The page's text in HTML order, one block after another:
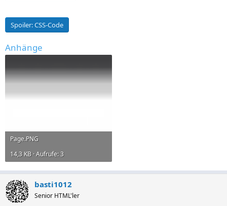
Spoiler:CSS-Code
Anhänge
Page.PNG
14,3 KB · Aufrufe: 3
basti1012
Senior HTML'ler